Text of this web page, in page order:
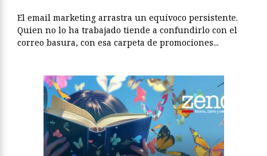
El email marketing arrastra un equívoco persistente.
Quien no lo ha trabajado tiende a confundirlo con el
correo basura, con esa carpeta de promociones...